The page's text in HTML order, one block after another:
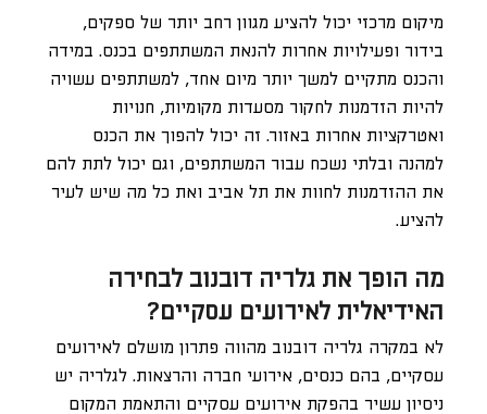
מיקום מרכזי יכול להציע מגוון רחב יותר של ספקים,
בידור ופעילויות אחרות להנאת המשתתפים בכנס. במידה
והכנס מתקיים למשך יותר מיום אחד, למשתתפים עשויה
להיות הזדמנות לחקור מסעדות מקומיות, חנויות
ואטרקציות אחרות באזור. זה יכול להפוך את הכנס
למהנה ובלתי נשכח עבור המשתתפים, וגם יכול לתת להם
את ההזדמנות לחוות את תל אביב ואת כל מה שיש לעיר
להציע.
מה הופך את גלריה דובנוב לבחירה
האידיאלית לאירועים עסקיים?
לא במקרה גלריה דובנוב מהווה פתרון מושלם לאירועים
עסקיים, בהם כנסים, אירועי חברה והרצאות. לגלריה יש
ניסיון עשיר בהפקת אירועים עסקיים והתאמת המקום